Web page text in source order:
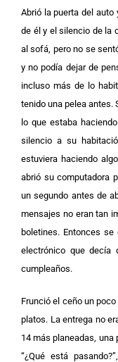
Abrió la puerta del auto
de él y el silencio de la
al sofá, pero no se
y no podía dejar de
incluso más de lo
tenido una pelea antes.
lo que estaba
silencio a su
estuviera haciendo
abrió su computadora
un segundo antes de
mensajes no eran tan
boletines. Entonces se
electrónico que decía
cumpleaños.
Frunció el ceño un
platos. La entrega no
14 más planeadas, una
“¿Qué está